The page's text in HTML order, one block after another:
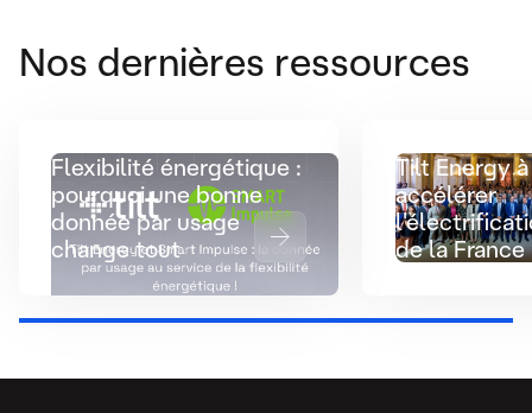
Nos dernières ressources
Flexibilité énergétique :
pourquoi une bonne
donnée par usage
change tout
Tilt Energy
accélérer
de la France